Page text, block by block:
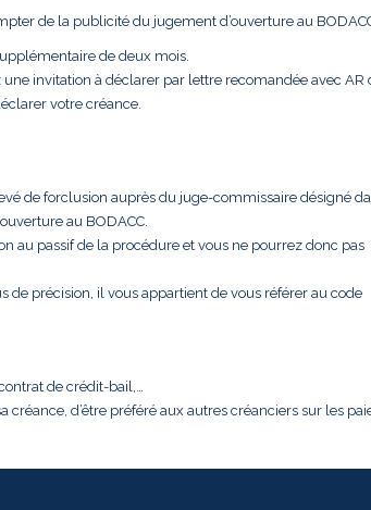
de la publicité du jugement d’ouverture au
de deux mois.
invitation à déclarer par lettre recomandée avec AR
votre créance.
de forclusion auprès du juge-commissaire désigné
au BODACC.
au passif de la procédure et vous ne pourrez donc pas
précision, il vous appartient de vous référer au code
de crédit-bail,…
d’être préféré aux autres créanciers sur les